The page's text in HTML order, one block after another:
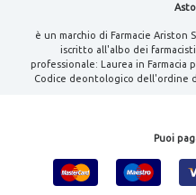
è un marchio di Farmacie Ariston
iscritto all'albo dei
professionale: Laurea in Farmacia
Codice deontologico dell'ordine
Puoi